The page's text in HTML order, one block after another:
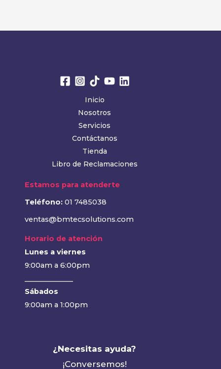
Inicio
Nosotros
Servicios
Contáctanos
Tienda
Libro de Reclamaciones
Estamos para atenderte
Teléfono: 01 7485038
ventas@bmtecsolutions.com
Horario de atención
Lunes a viernes
9:00am a 6:00pm
Sábados
9:00am a 1:00pm
¿Necesitas ayuda?
¡Conversemos!